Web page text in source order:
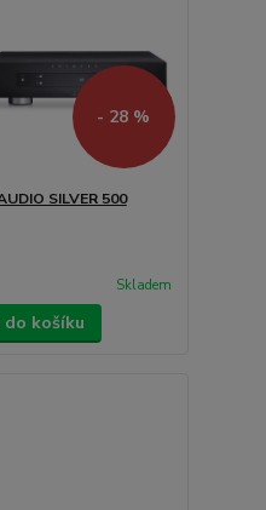
- 28 %
SILVER 500
Skladem
košíku